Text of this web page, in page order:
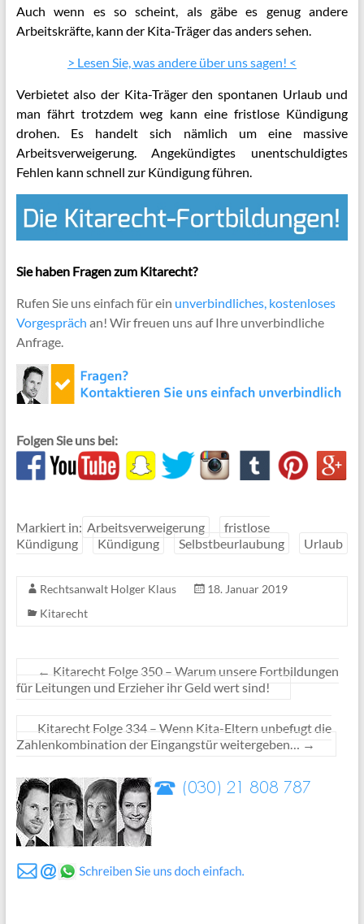
Auch wenn es so scheint, als gäbe es genug andere
Arbeitskräfte, kann der Kita-Träger das anders sehen.
> Lesen Sie, was andere über uns sagen! <
Verbietet also der Kita-Träger den spontanen Urlaub und
man fährt trotzdem weg kann eine fristlose Kündigung
drohen. Es handelt sich nämlich um eine massive
Arbeitsverweigerung. Angekündigtes unentschuldigtes
Fehlen kann schnell zur Kündigung führen.
Sie haben Fragen zum Kitarecht?
Rufen Sie uns einfach für ein unverbindliches, kostenloses
Vorgespräch an! Wir freuen uns auf Ihre unverbindliche
Anfrage.
Folgen Sie uns bei:
Markiert in: Arbeitsverweigerung
fristlose
Kündigung
Kündigung Selbstbeurlaubung Urlaub
Rechtsanwalt Holger Klaus
18. Januar 2019
Kitarecht
← Kitarecht Folge 350 – Warum unsere Fortbildungen
für Leitungen und Erzieher ihr Geld wert sind!
Kitarecht Folge 334 – Wenn Kita-Eltern unbefugt die
Zahlenkombination der Eingangstür weitergeben…
→